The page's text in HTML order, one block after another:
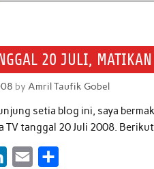
20 JULI,
by Amril Taufik Gobel
setia blog ini, saya
TV tanggal 20 Juli 2008.